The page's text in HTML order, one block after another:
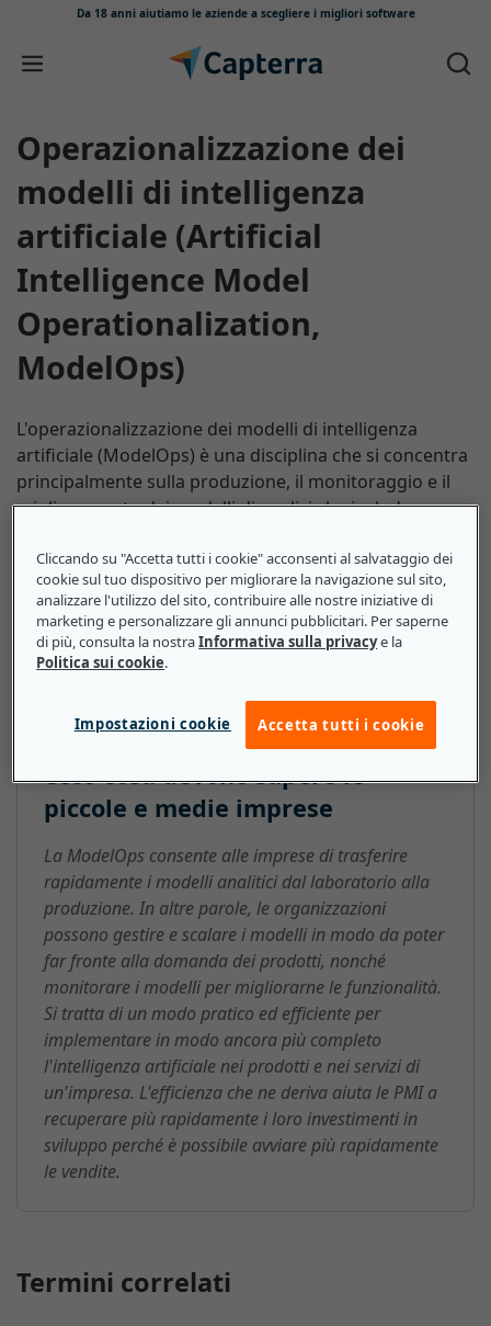
Da 18 anni aiutiamo le aziende a scegliere i migliori software
Salta e vai al contenuto
Operazionalizzazione dei
modelli di intelligenza
artificiale (Artificial
Intelligence Model
Operationalization,
ModelOps)
L'operazionalizzazione dei modelli di intelligenza
artificiale (ModelOps) è una disciplina che si concentra
principalmente sulla produzione, il monitoraggio e il
miglioramento dei modelli di analisi che includono e
Operazionalizzazione dei modelli
di intelligenza artificiale
(Artificial Intelligence Model
Operationalization, ModelOps):
ecco cosa devono sapere le
piccole e medie imprese
La ModelOps consente alle imprese di trasferire
rapidamente i modelli analitici dal laboratorio alla
produzione. In altre parole, le organizzazioni
possono gestire e scalare i modelli in modo da poter
far fronte alla domanda dei prodotti, nonché
monitorare i modelli per migliorarne le funzionalità.
Si tratta di un modo pratico ed efficiente per
implementare in modo ancora più completo
l'intelligenza artificiale nei prodotti e nei servizi di
un'impresa. L'efficienza che ne deriva aiuta le PMI a
recuperare più rapidamente i loro investimenti in
sviluppo perché è possibile avviare più rapidamente
le vendite.
Termini correlati
Cliccando su "Accetta tutti i cookie" acconsenti al salvataggio dei
cookie sul tuo dispositivo per migliorare la navigazione sul sito,
analizzare l'utilizzo del sito, contribuire alle nostre iniziative di
marketing e personalizzare gli annunci pubblicitari. Per saperne
di più, consulta la nostraInformativa sulla privacye la
Politica sui cookie.
Impostazioni cookie Accetta tutti i cookie